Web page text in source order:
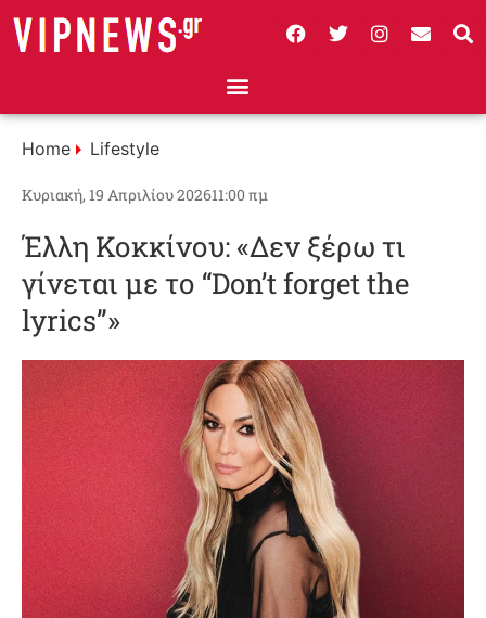
Home Lifestyle
Κυριακή, 19 Απριλίου 202611:00 πμ
Έλλη Κοκκίνου: «Δεν ξέρω τι
γίνεται με το “Don’t forget the
lyrics”»